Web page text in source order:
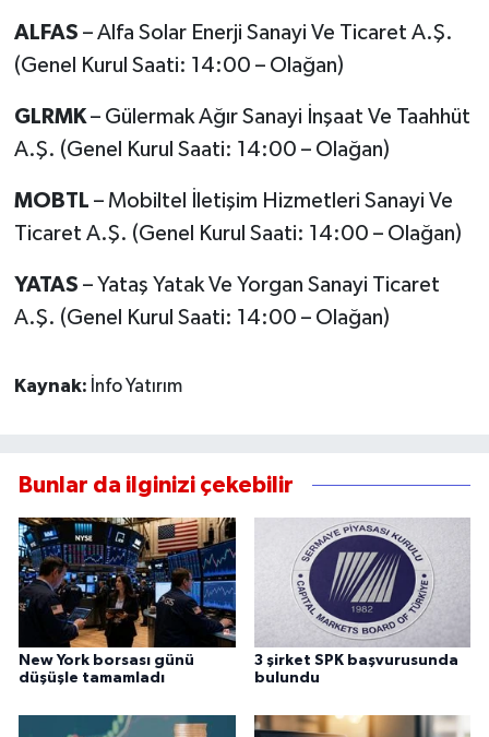
ALFAS – Alfa Solar Enerji Sanayi Ve Ticaret A.Ş.
(Genel Kurul Saati: 14:00 – Olağan)
GLRMK – Gülermak Ağır Sanayi İnşaat Ve Taahhüt
A.Ş. (Genel Kurul Saati: 14:00 – Olağan)
MOBTL – Mobiltel İletişim Hizmetleri Sanayi Ve
Ticaret A.Ş. (Genel Kurul Saati: 14:00 – Olağan)
YATAS – Yataş Yatak Ve Yorgan Sanayi Ticaret
A.Ş. (Genel Kurul Saati: 14:00 – Olağan)
Kaynak: İnfo Yatırım
Bunlar da ilginizi çekebilir
New York borsası günü
düşüşle tamamladı
3 şirket SPK başvurusunda
bulundu